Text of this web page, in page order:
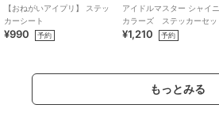
【おねがいアイプリ】 ステッ
カーシート
¥990 予約
アイドルマスター シャイ
カラーズ ステッカーセッ
(283プロ シーズ)
¥1,210 予約
もっとみる